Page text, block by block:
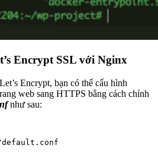
Encrypt SSL với Nginx
Encrypt, bạn có thể cấu hình
web sang HTTPS bằng cách chỉnh
như sau: